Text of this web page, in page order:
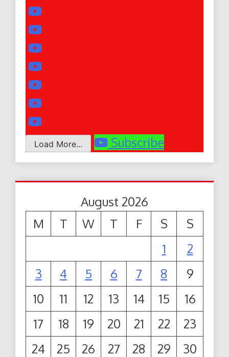
Load More... Subscribe
August 2026
M
T W T F S
S
1
2
3
4 5 6 7 8
9
10
11 12 13 14 15
16
17
18 19 20 21 22
23
24
25 26 27 28 29
30